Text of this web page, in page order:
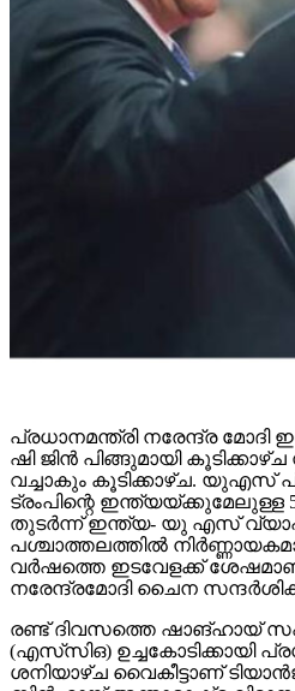
പ്രധാനമന്ത്രി നരേന്ദ്ര
ഷി ജിൻ പിങ്ങുമായി
വച്ചാകും കൂടിക്കാഴ്ച.
ട്രംപിന്റെ ഇന്ത്യയ്ക്കുമേലുള്ള
തുടർന്ന് ഇന്ത്യ- യു എസ്
പശ്ചാത്തലത്തിൽ
വർഷത്തെ ഇടവേളക്ക്
നരേന്ദ്രമോദി ചൈന
രണ്ട് ദിവസത്തെ ഷാങ്ഹായ്
(എസ്‌സി‌ഒ) ഉച്ചകോടിക്കായി
ശനിയാഴ്ച വൈകീട്ടാണ്